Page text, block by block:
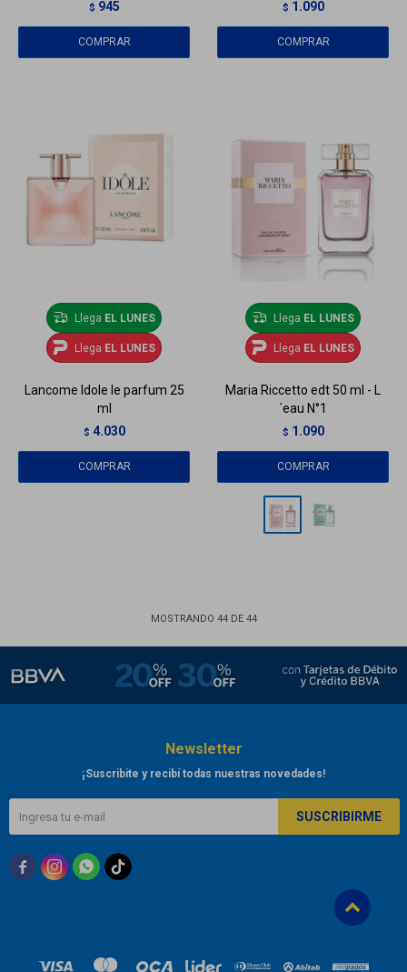
$ 945 $ 1.090
Llega EL LUNES
Llega EL LUNES
Lancome Idole le parfum 25
ml
$ 4.030
Llega EL LUNES
Llega EL LUNES
Maria Riccetto edt 50 ml - L
´eau N°1
$ 1.090
MOSTRANDO 44DE 44
Newsletter
¡Suscribite y recibí todas nuestras novedades!
SUSCRIBIRME
  